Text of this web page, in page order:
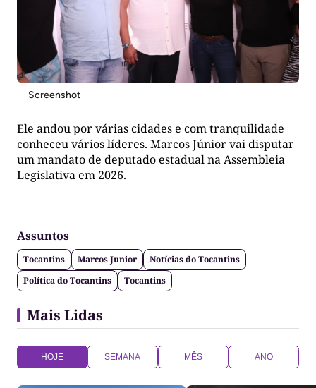
Screenshot
Ele andou por várias cidades e com tranquilidade
conheceu vários líderes. Marcos Júnior vai disputar
um mandato de deputado estadual na Assembleia
Legislativa em 2026.
Assuntos
Tocantins Marcos Junior
Notícias do Tocantins
Política do Tocantins
Tocantins
Mais Lidas
HOJE SEMANA MÊS ANO